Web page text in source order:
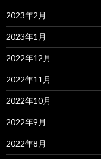
2023年2月
2023年1月
2022年12月
2022年11月
2022年10月
2022年9月
2022年8月